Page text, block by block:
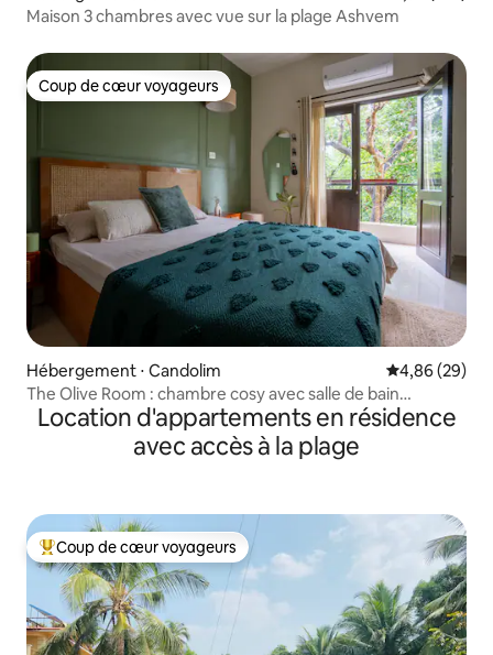
Maison 3 chambres avec vue sur la plage Ashvem
Coup de cœur voyageurs
Coup de cœur voyageurs
Hébergement ⋅ Candolim Évaluation
4,86 (29)
The Olive Room : chambre cosy avec salle de bain
attenante près de la plage de Candolim
Location d'appartements en résidence
avec accès à la plage
Coups de cœur voyageurs les plus appréciés
Coup de cœur voyageurs